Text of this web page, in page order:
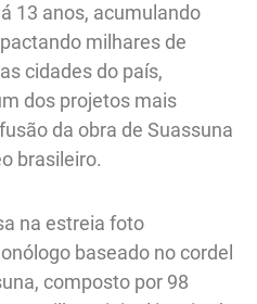
13 anos, acumulando
milhares de
cidades do país,
dos projetos mais
da obra de Suassuna
brasileiro.
baseado no cordel
composto por 98